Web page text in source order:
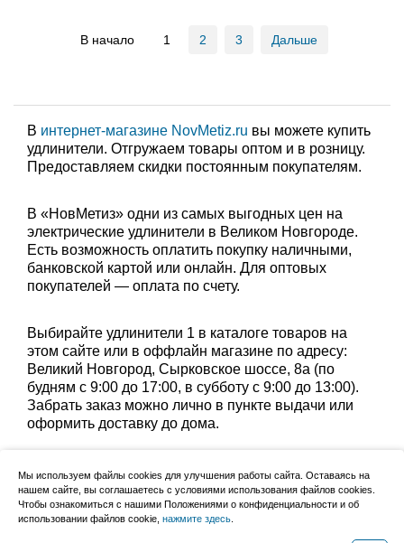
В начало 1 2 3 Дальше
В интернет-магазине NovMetiz.ru вы можете купить
удлинители. Отгружаем товары оптом и в розницу.
Предоставляем скидки постоянным покупателям.
В «НовМетиз» одни из самых выгодных цен на
электрические удлинители в Великом Новгороде.
Есть возможность оплатить покупку наличными,
банковской картой или онлайн. Для оптовых
покупателей — оплата по счету.
Выбирайте удлинители 1 в каталоге товаров на
этом сайте или в оффлайн магазине по адресу:
Великий Новгород, Сырковское шоссе, 8а (по
будням с 9:00 до 17:00, в субботу с 9:00 до 13:00).
Забрать заказ можно лично в пункте выдачи или
оформить доставку до дома.
Уточните группу товаров:
электрические удлинители 50 м,
электрические удлинители 5 м,
электрические удлинители на 3 розетки
Мы используем файлы cookies для улучшения работы сайта. Оставаясь на
нашем сайте, вы соглашаетесь с условиями использования файлов cookies.
Чтобы ознакомиться с нашими Положениями о конфиденциальности и об
использовании файлов cookie, нажмите здесь